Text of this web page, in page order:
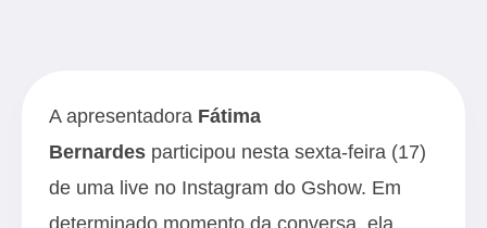
A apresentadora Fátima
Bernardes participou nesta sexta-feira (17)
de uma live no Instagram do Gshow. Em
determinado momento da conversa, ela